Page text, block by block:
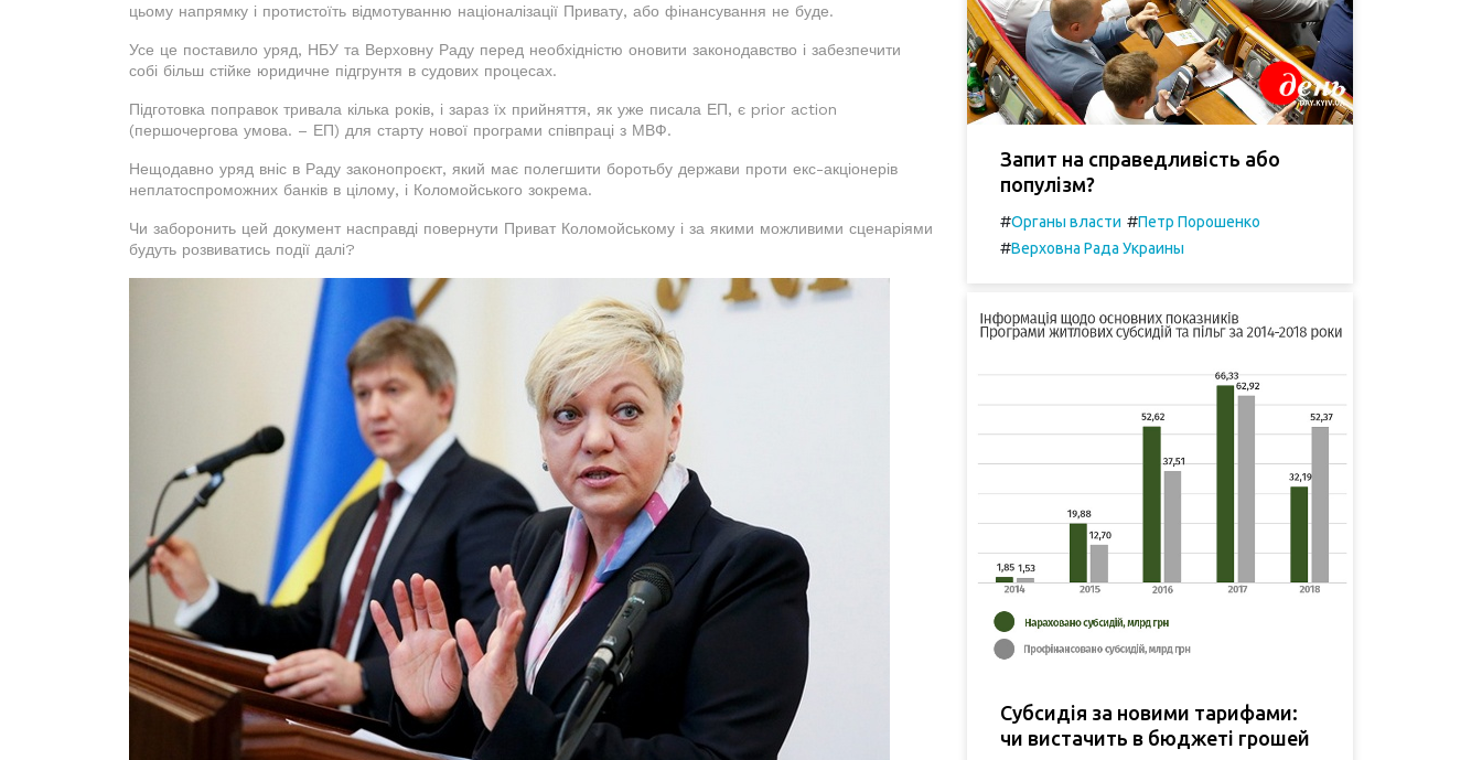
цьому напрямку і протистоїть відмотуванню націоналізації Привату, або фінансування не буде.
Усе це поставило уряд, НБУ та Верховну Раду перед необхідністю оновити законодавство і забезпечити
собі більш стійке юридичне підгрунтя в судових процесах.
Підготовка поправок тривала кілька років, і зараз їх прийняття, як уже писала ЕП, є prior action
(першочергова умова. – ЕП) для старту нової програми співпраці з МВФ.
Нещодавно уряд вніс в Раду законопроєкт, який має полегшити боротьбу держави проти екс-акціонерів
неплатоспроможних банків в цілому, і Коломойського зокрема.
Чи заборонить цей документ насправді повернути Приват Коломойському і за якими можливими сценаріями
будуть розвиватись події далі?
Запит на справедливість або
популізм?
#Органы власти #Петр Порошенко
#Верховна Рада Украины
Субсидія за новими тарифами:
чи вистачить в бюджеті грошей